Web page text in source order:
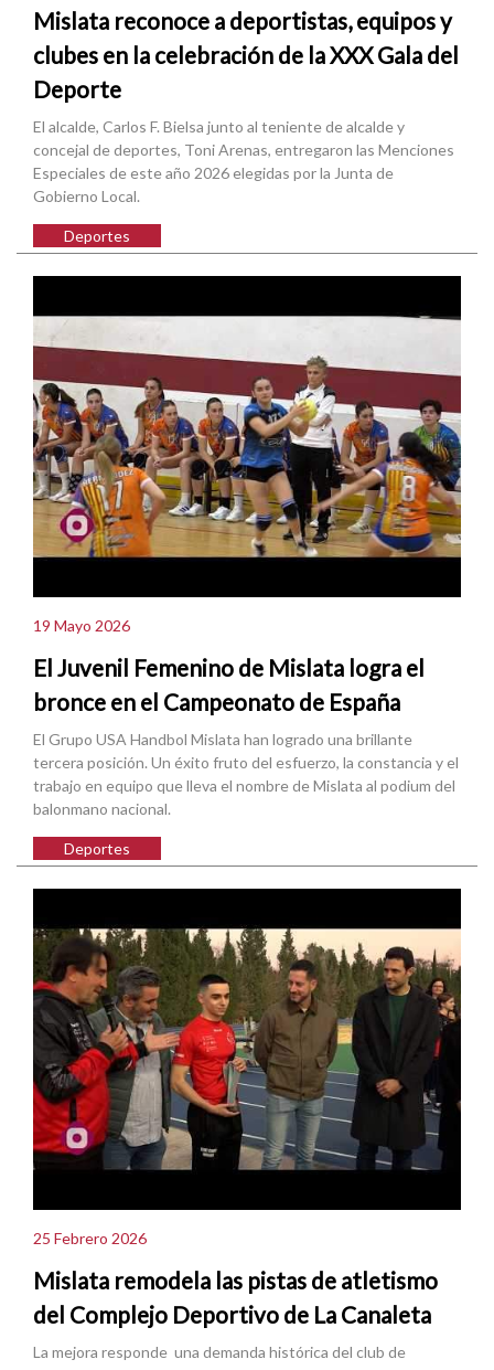
Mislata reconoce a deportistas, equipos y
clubes en la celebración de la XXX Gala del
Deporte
El alcalde, Carlos F. Bielsa junto al teniente de alcalde y
concejal de deportes, Toni Arenas, entregaron las Menciones
Especiales de este año 2026 elegidas por la Junta de
Gobierno Local.
Deportes
19 Mayo 2026
El Juvenil Femenino de Mislata logra el
bronce en el Campeonato de España
El Grupo USA Handbol Mislata han logrado una brillante
tercera posición. Un éxito fruto del esfuerzo, la constancia y el
trabajo en equipo que lleva el nombre de Mislata al podium del
balonmano nacional.
Deportes
25 Febrero 2026
Mislata remodela las pistas de atletismo
del Complejo Deportivo de La Canaleta
La mejora responde una demanda histórica del club de